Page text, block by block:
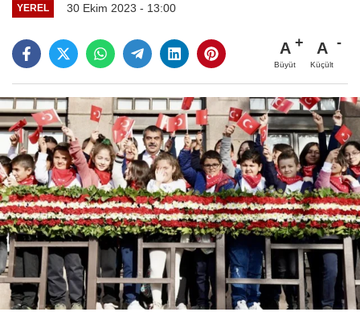
YEREL 30 Ekim 2023 - 13:00
A
Büyüt
A
Küçült